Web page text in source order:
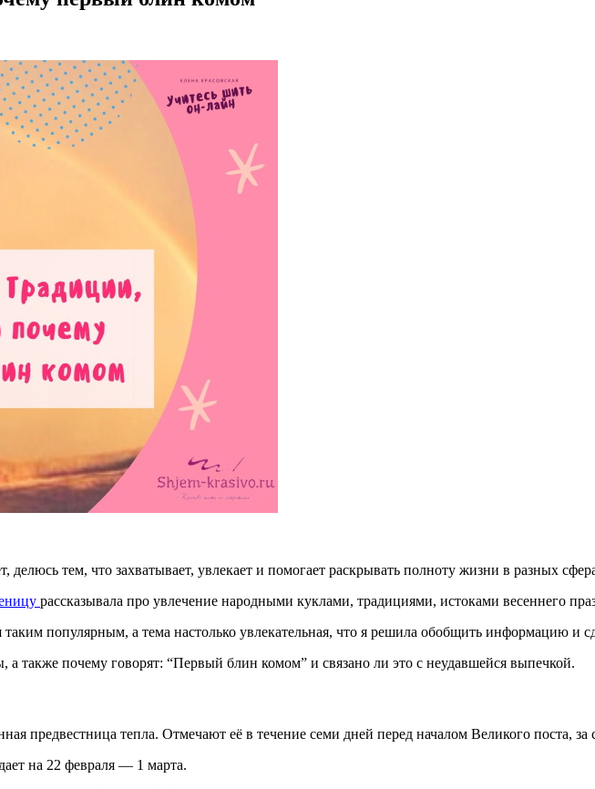
делюсь тем, что захватывает, увлекает и помогает раскрывать полноту жизни в разных
рассказывала про увлечение народными куклами, традициями, истоками весеннего
популярным, а тема настолько увлекательная, что я решила обобщить информацию и
также почему говорят: “Первый блин комом” и связано ли это с неудавшейся выпечкой.
предвестница тепла. Отмечают её в течение семи дней перед началом Великого поста, за
на 22 февраля — 1 марта.